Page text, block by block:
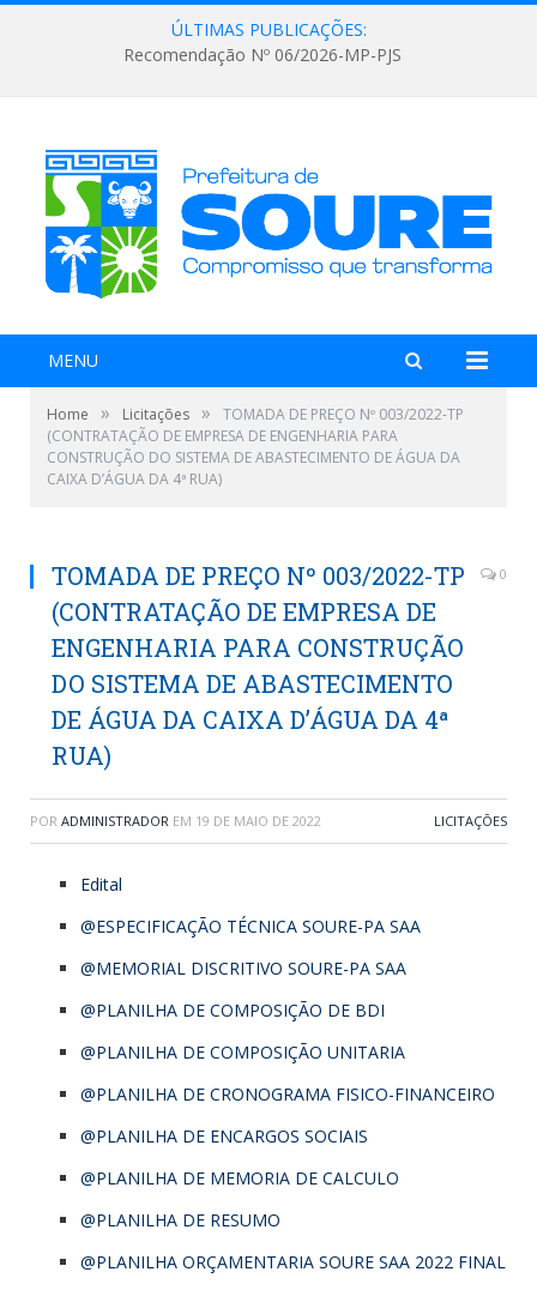
ÚLTIMAS PUBLICAÇÕES:
Recomendação Nº 06/2026-MP-PJS
MENU
Home » Licitações »
TOMADA DE PREÇO Nº 003/2022-TP
(CONTRATAÇÃO DE EMPRESA DE ENGENHARIA PARA
CONSTRUÇÃO DO SISTEMA DE ABASTECIMENTO DE ÁGUA DA
CAIXA D’ÁGUA DA 4ª RUA)
TOMADA DE PREÇO Nº 003/2022-TP
(CONTRATAÇÃO DE EMPRESA DE
ENGENHARIA PARA CONSTRUÇÃO
DO SISTEMA DE ABASTECIMENTO
DE ÁGUA DA CAIXA D’ÁGUA DA 4ª
RUA)
0
POR ADMINISTRADOR EM 19 DE MAIO DE 2022 LICITAÇÕES
Edital
@ESPECIFICAÇÃO TÉCNICA SOURE-PA SAA
@MEMORIAL DISCRITIVO SOURE-PA SAA
@PLANILHA DE COMPOSIÇÃO DE BDI
@PLANILHA DE COMPOSIÇÃO UNITARIA
@PLANILHA DE CRONOGRAMA FISICO-FINANCEIRO
@PLANILHA DE ENCARGOS SOCIAIS
@PLANILHA DE MEMORIA DE CALCULO
@PLANILHA DE RESUMO
@PLANILHA ORÇAMENTARIA SOURE SAA 2022 FINAL